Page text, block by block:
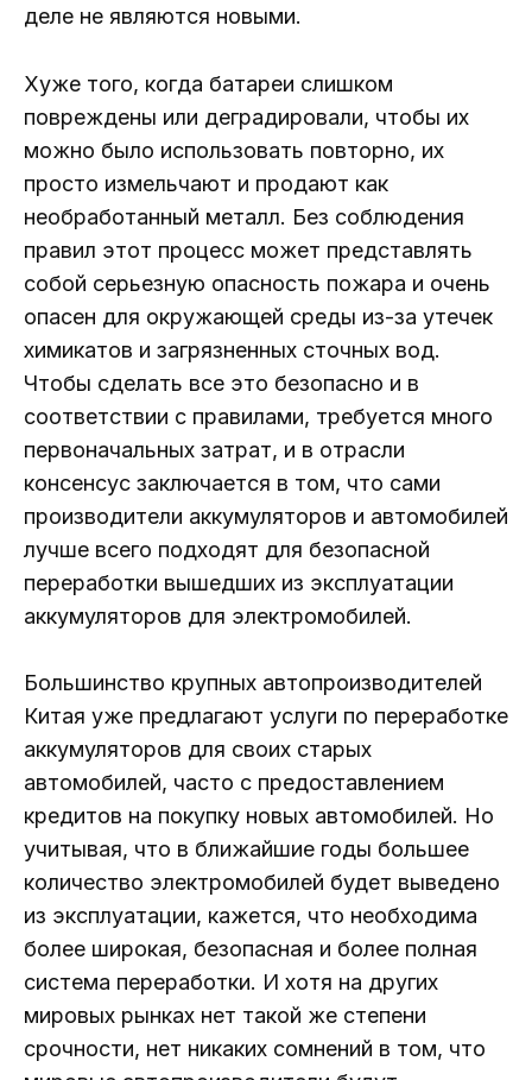
деле не являются новыми.
Хуже того, когда батареи слишком
повреждены или деградировали, чтобы их
можно было использовать повторно, их
просто измельчают и продают как
необработанный металл. Без соблюдения
правил этот процесс может представлять
собой серьезную опасность пожара и очень
опасен для окружающей среды из-за утечек
химикатов и загрязненных сточных вод.
Чтобы сделать все это безопасно и в
соответствии с правилами, требуется много
первоначальных затрат, и в отрасли
консенсус заключается в том, что сами
производители аккумуляторов и автомобилей
лучше всего подходят для безопасной
переработки вышедших из эксплуатации
аккумуляторов для электромобилей.
Большинство крупных автопроизводителей
Китая уже предлагают услуги по переработке
аккумуляторов для своих старых
автомобилей, часто с предоставлением
кредитов на покупку новых автомобилей. Но
учитывая, что в ближайшие годы большее
количество электромобилей будет выведено
из эксплуатации, кажется, что необходима
более широкая, безопасная и более полная
система переработки. И хотя на других
мировых рынках нет такой же степени
срочности, нет никаких сомнений в том, что